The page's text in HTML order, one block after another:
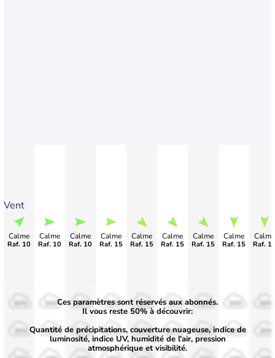
Vent
Calme
Raf. 10
Calme
Raf. 10
Calme
Raf. 10
Calme
Raf. 15
Calme
Raf. 15
Calme
Raf. 15
Calme
Raf. 15
Calme
Raf. 15
Calme
Raf.
50%
30%
50%
30%
50%
30%
50%
30%
50%
30%
50%
30%
50%
30%
Ces paramètres sont réservés aux abonnés.
Il vous reste 50% à découvrir:
Quantité de précipitations, couverture nuageuse, indice de
luminosité, indice UV, humidité de l'air, pression
atmosphérique et visibilité.